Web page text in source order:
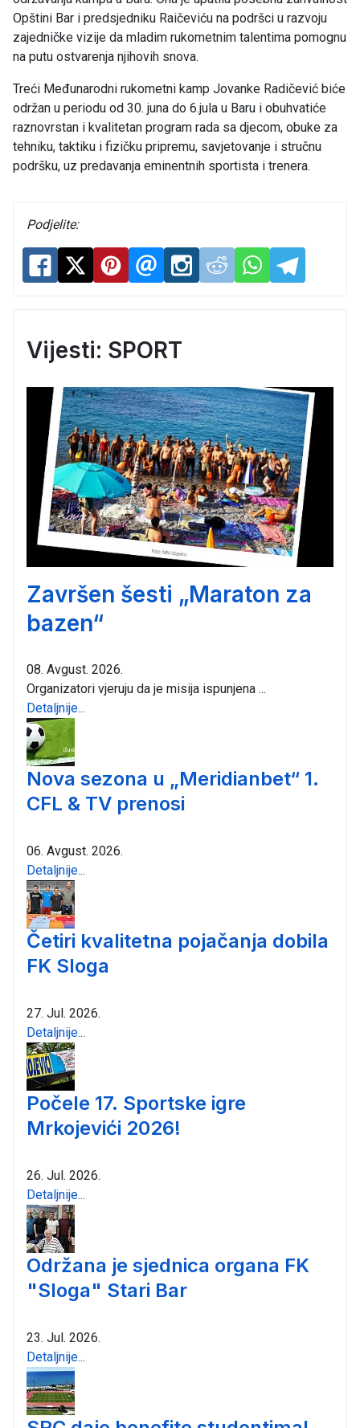
Opštini Bar i predsjedniku Raičeviću na podršci u razvoju
zajedničke vizije da mladim rukometnim talentima pomognu
na putu ostvarenja njihovih snova.
Treći Međunarodni rukometni kamp Jovanke Radičević biće
održan u periodu od 30. juna do 6.jula u Baru i obuhvatiće
raznovrstan i kvalitetan program rada sa djecom, obuke za
tehniku, taktiku i fizičku pripremu, savjetovanje i stručnu
podršku, uz predavanja eminentnih sportista i trenera.
Podjelite:
Vijesti: SPORT
Završen šesti „Maraton za
bazen“
08. Avgust. 2026.
Organizatori vjeruju da je misija ispunjena ...
Detaljnije...
Nova sezona u „Meridianbet“ 1.
CFL & TV prenosi
06. Avgust. 2026.
Detaljnije...
Četiri kvalitetna pojačanja dobila
FK Sloga
27. Jul. 2026.
Detaljnije...
Počele 17. Sportske igre
Mrkojevići 2026!
26. Jul. 2026.
Detaljnije...
Održana je sjednica organa FK
"Sloga" Stari Bar
23. Jul. 2026.
Detaljnije...